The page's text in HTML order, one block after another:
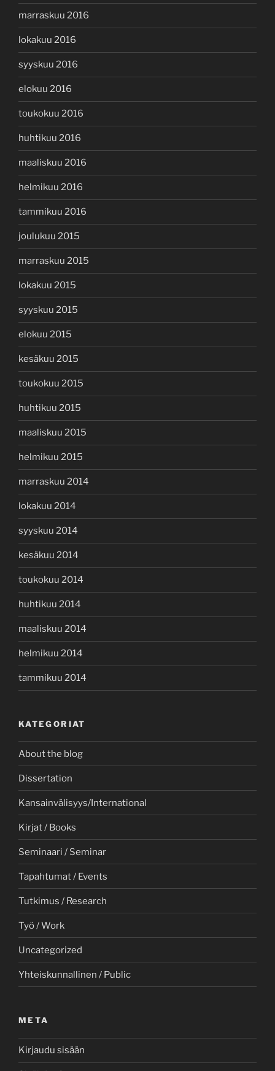
marraskuu 2016
lokakuu 2016
syyskuu 2016
elokuu 2016
toukokuu 2016
huhtikuu 2016
maaliskuu 2016
helmikuu 2016
tammikuu 2016
joulukuu 2015
marraskuu 2015
lokakuu 2015
syyskuu 2015
elokuu 2015
kesäkuu 2015
toukokuu 2015
huhtikuu 2015
maaliskuu 2015
helmikuu 2015
marraskuu 2014
lokakuu 2014
syyskuu 2014
kesäkuu 2014
toukokuu 2014
huhtikuu 2014
maaliskuu 2014
helmikuu 2014
tammikuu 2014
KATEGORIAT
About the blog
Dissertation
Kansainvälisyys/International
Kirjat / Books
Seminaari / Seminar
Tapahtumat / Events
Tutkimus / Research
Työ / Work
Uncategorized
Yhteiskunnallinen / Public
META
Kirjaudu sisään